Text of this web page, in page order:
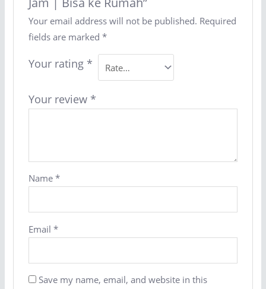
Your email address will not be published. Required
fields are marked *
Your rating *
Your review *
Name *
Email *
Save my name, email, and website in this